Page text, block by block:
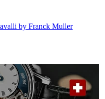
by Franck Muller